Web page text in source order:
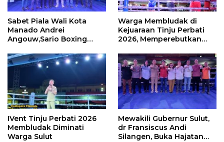
Sabet Piala Wali Kota
Manado Andrei
Angouw,Sario Boxing
Perbati 2026
Warga Membludak di
Kejuaraan Tinju Perbati
2026, Memperebutkan
IVent Tinju Perbati 2026
Membludak Diminati
Warga Sulut
Mewakili Gubernur Sulut,
dr Fransiscus Andi
Silangen, Buka Hajatan